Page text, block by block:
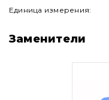
О нас
Единица измерения:
Заменители